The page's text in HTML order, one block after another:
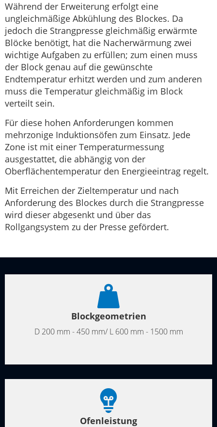
Während der Erweiterung erfolgt eine
ungleichmäßige Abkühlung des Blockes. Da
jedoch die Strangpresse gleichmäßig erwärmte
Blöcke benötigt, hat die Nacherwärmung zwei
wichtige Aufgaben zu erfüllen; zum einen muss
der Block genau auf die gewünschte
Endtemperatur erhitzt werden und zum anderen
muss die Temperatur gleichmäßig im Block
verteilt sein.
Für diese hohen Anforderungen kommen
mehrzonige Induktionsöfen zum Einsatz. Jede
Zone ist mit einer Temperaturmessung
ausgestattet, die abhängig von der
Oberflächentemperatur den Energieeintrag regelt.
Mit Erreichen der Zieltemperatur und nach
Anforderung des Blockes durch die Strangpresse
wird dieser abgesenkt und über das
Rollgangsystem zu der Presse gefördert.
Blockgeometrien
D 200 mm - 450 mm/ L 600 mm - 1500 mm
Ofenleistung